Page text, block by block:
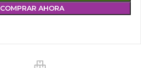
COMPRAR AHORA